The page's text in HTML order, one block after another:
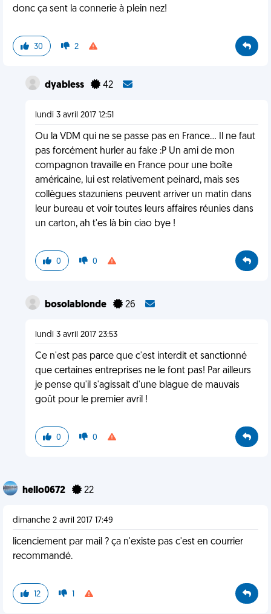
donc ça sent la connerie à plein nez!
30 2
dyabless 42
lundi 3 avril 2017 12:51
Ou la VDM qui ne se passe pas en France... Il ne faut
pas forcément hurler au fake :P Un ami de mon
compagnon travaille en France pour une boîte
américaine, lui est relativement peinard, mais ses
collègues stazuniens peuvent arriver un matin dans
leur bureau et voir toutes leurs affaires réunies dans
un carton, ah t'es là bin ciao bye !
0 0
bosolablonde 26
lundi 3 avril 2017 23:53
Ce n'est pas parce que c'est interdit et sanctionné
que certaines entreprises ne le font pas! Par ailleurs
je pense qu'il s'agissait d'une blague de mauvais
goût pour le premier avril !
0 0
hello0672 22
dimanche 2 avril 2017 17:49
licenciement par mail ? ça n'existe pas c'est en courrier
recommandé.
12 1